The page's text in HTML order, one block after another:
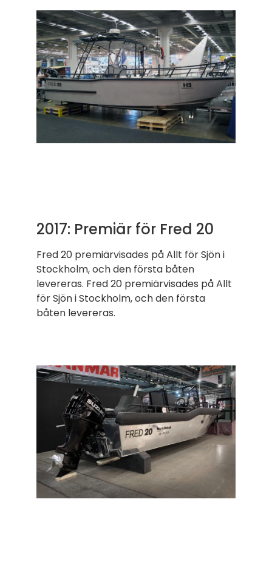
2017: Premiär för Fred 20
Fred 20 premiärvisades på Allt för Sjön i
Stockholm, och den första båten
levereras. Fred 20 premiärvisades på Allt
för Sjön i Stockholm, och den första
båten levereras.